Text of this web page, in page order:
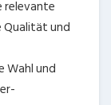
relevante
Qualität und
Wahl und